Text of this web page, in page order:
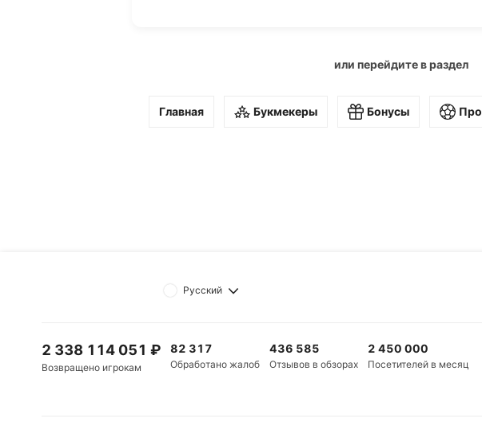
или перейдите в раздел
Главная Букмекеры Бонусы
Русский
2 338 114 051 ₽
Возвращено игрокам
82 317
Обработано жалоб
436 585
Отзывов в обзорах
2 450 000
Посетителей в месяц